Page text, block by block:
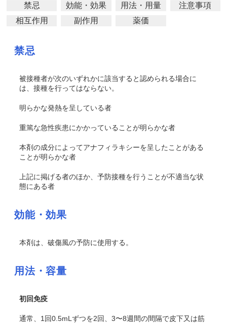
禁忌 効能・効果 用法・用量
注意事項
相互作用
副作用 薬価
禁忌
被接種者が次のいずれかに該当すると認められる場合に
は、接種を行ってはならない。
明らかな発熱を呈している者
重篤な急性疾患にかかっていることが明らかな者
本剤の成分によってアナフィラキシーを呈したことがある
ことが明らかな者
上記に掲げる者のほか、予防接種を行うことが不適当な状
態にある者
効能・効果
本剤は、破傷風の予防に使用する。
用法・容量
初回免疫
通常、1回0.5mLずつを2回、3〜8週間の間隔で皮下又は筋